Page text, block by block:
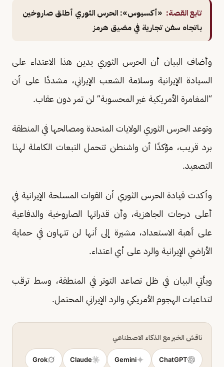
تابع القصة: «أكسيوس»: الحرس الثوري أطلق صاروخين
باتجاه سفن تجارية في مضيق هرمز
وأضاف البيان أن الحرس الثوري يدين هذا الاعتداء على
السيادة الإيرانية وسلامة الشعب الإيراني، مشددًا على أن
“المغامرة الأمريكية غير المحسوبة” لن تمر دون عقاب.
وتوعد الحرس الثوري الولايات المتحدة ومصالحها في المنطقة
برد قريب، مؤكدًا أن واشنطن تتحمل التبعات الكاملة لهذا
التصعيد.
وأكدت قيادة الحرس الثوري أن القوات المسلحة الإيرانية في
أعلى درجات الجاهزية، وأن قدراتها الصاروخية والدفاعية
على أهبة الاستعداد، مشيرة إلى أنها لن تتهاون في حماية
الأراضي الإيرانية والرد على أي اعتداء.
ويأتي البيان في ظل تصاعد التوتر في المنطقة، وسط ترقب
لتداعيات الهجوم الأمريكي والرد الإيراني المحتمل.
ناقش الخبر مع الذكاء الاصطناعي
ChatGPT
Gemini
Claude
Grok